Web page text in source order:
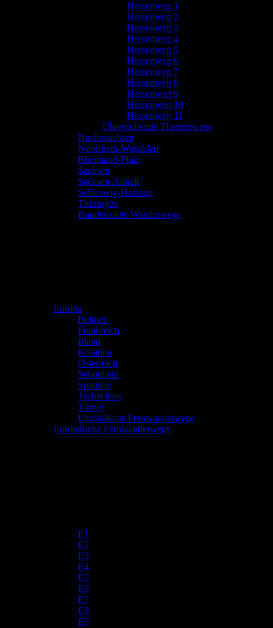
Hessenweg 1
Hessenweg 2
Hessenweg 3
Hessenweg 4
Hessenweg 5
Hessenweg 6
Hessenweg 7
Hessenweg 8
Hessenweg 9
Hessenweg 10
Hessenweg 11
Übergreifende Themenwege
Niedersachsen
Nordrhein-Westfalen
Rheinland-Pfalz
Sachsen
Sachsen-Anhalt
Schleswig-Holstein
Thüringen
Bundesweite Wanderwege
Europa
Belgien
Frankreich
Irland
Kroatien
Österreich
Schottland
Spanien
Tschechien
Türkei
Europäische Fernwanderwege
Europäische Fernwanderwege
E1
E2
E3
E4
E5
E6
E7
E8
E9